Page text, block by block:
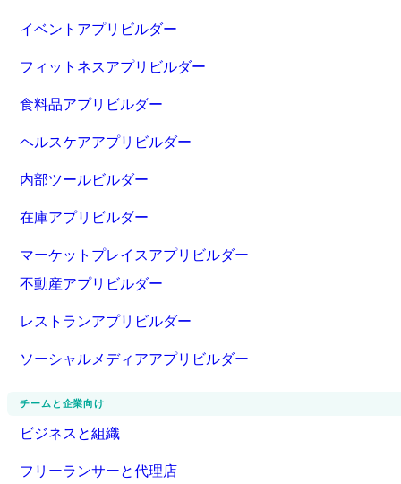
イベントアプリビルダー
フィットネスアプリビルダー
食料品アプリビルダー
ヘルスケアアプリビルダー
内部ツールビルダー
在庫アプリビルダー
マーケットプレイスアプリビルダー
不動産アプリビルダー
レストランアプリビルダー
ソーシャルメディアアプリビルダー
チームと企業向け
ビジネスと組織
フリーランサーと代理店